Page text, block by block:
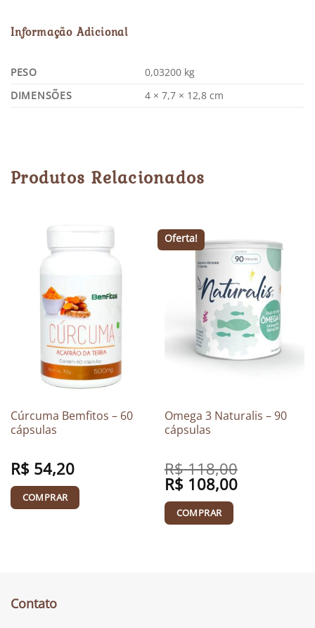
Informação Adicional
PESO
0,03200 kg
DIMENSÕES
4 × 7,7 × 12,8 cm
Produtos Relacionados
Cúrcuma Bemfitos – 60
cápsulas
R$54,20
COMPRAR
Oferta!
Omega 3 Naturalis – 90
cápsulas
R$118,00
Original
price
was:
R$ 118,00.
R$108,00Current
price
COMPRAR
Contato